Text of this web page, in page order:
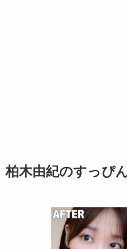
柏木由紀のすっぴ